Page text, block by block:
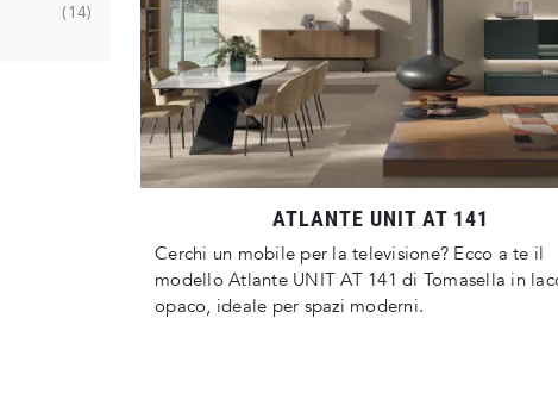
ATLANTE UNIT AT 141
Cerchi un mobile per la televisione? Ecco a te il
modello Atlante UNIT AT 141 di Tomasella in
opaco, ideale per spazi moderni.
14